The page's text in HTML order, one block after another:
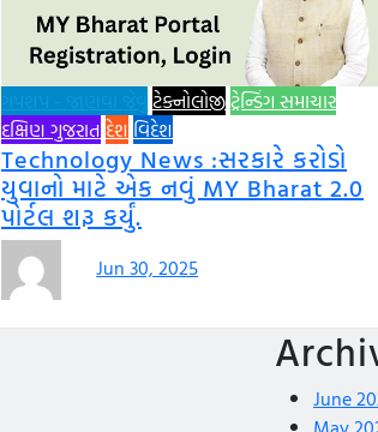
ટેક્નોલોજી ટ્રેન્ડિંગ સમાચાર
દક્ષિણ ગુજરાત દેશ વિદેશ
Technology News :સરકારે કરોડો
યુવાનો માટે એક નવું MY Bharat 2.0
પોર્ટલ શરૂ કર્યું.
Jun 30, 2025
June